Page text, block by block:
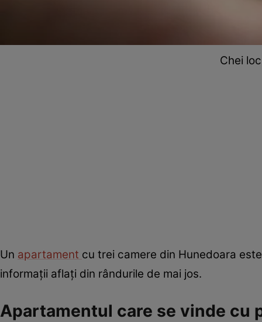
Chei
Un apartament cu trei camere din Hunedoara
informații aflați din rândurile de mai jos.
Apartamentul care se vinde cu